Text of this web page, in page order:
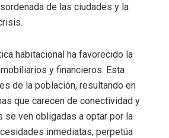
de las ciudades y la
habitacional ha favorecido la
y financieros. Esta
de la población, resultando en
que carecen de conectividad y
se ven obligadas a optar por la
inmediatas, perpetúa